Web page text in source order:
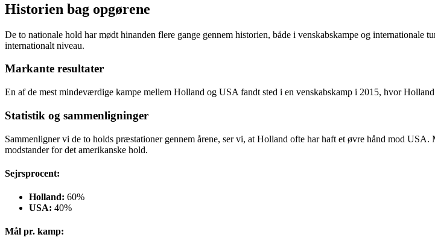
Historien bag opgørene
De to nationale hold har mødt hinanden flere gange gennem historien, både i venskabskampe og
internationalt niveau.
Markante resultater
En af de mest mindeværdige kampe mellem Holland og USA fandt sted i en venskabskamp i 2015, hvor
Statistik og sammenligninger
Sammenligner vi de to holds præstationer gennem årene, ser vi, at Holland ofte har haft et øvre hånd mod
modstander for det amerikanske hold.
Sejrsprocent:
Holland: 60%
USA: 40%
Mål pr. kamp: